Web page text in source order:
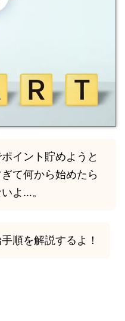
イント貯めようと
て何から始めたら
よ…。
順を解説するよ！